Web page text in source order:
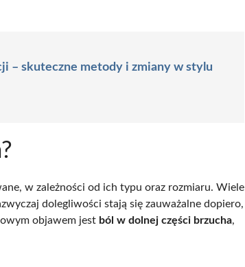
– skuteczne metody i zmiany w stylu
w zależności od ich typu oraz rozmiaru. Wiele
dolegliwości stają się zauważalne dopiero,
objawem jest ból w dolnej części brzucha,